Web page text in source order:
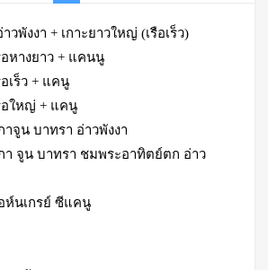
พังงา + เกาะยาวใหญ่ (เรือเร็ว)
อหางยาว + แคนนู
เร็ว + แคนู
อใหญ่ + แคนู
าจูน บาทรา อ่าวพังงา
ภา จูน บาทรา ชมพระอาทิตย์ตก อ่าว
ห์นเกรย์ ซีแคนู